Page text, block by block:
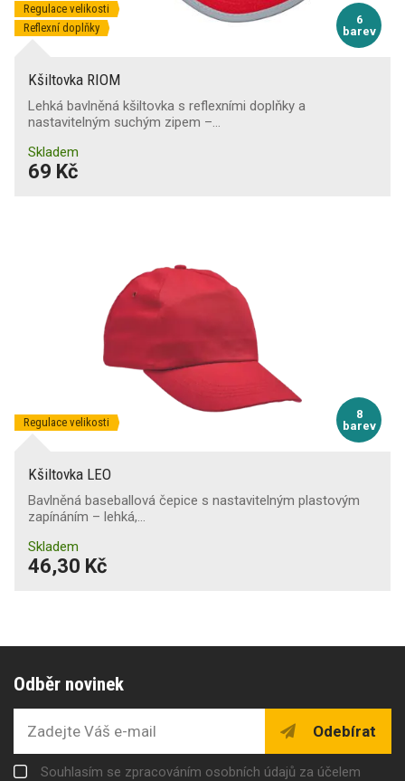
6
barev
Regulace velikosti
Reflexní doplňky
Kšiltovka RIOM
Lehká bavlněná kšiltovka s reflexními doplňky a
nastavitelným suchým zipem –…
Skladem
69 Kč
8
barev
Regulace velikosti
Kšiltovka LEO
Bavlněná baseballová čepice s nastavitelným plastovým
zapínáním – lehká,…
Skladem
46,30 Kč
Odběr novinek
Odebírat
Souhlasím se zpracováním osobních údajů za účelem